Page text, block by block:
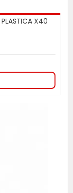
X40